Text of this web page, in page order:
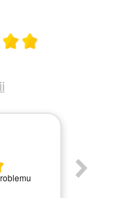
klientów
z 5